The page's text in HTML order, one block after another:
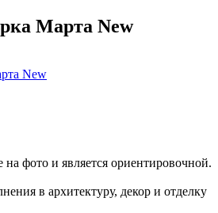
Марта New
на фото и является ориентировочной.
в архитектуру, декор и отделку